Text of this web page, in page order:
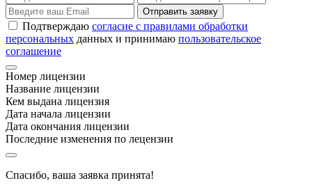
Отправить заявку
Подтверждаю согласие с правилами обработки
персональных данных и принимаю пользовательское
соглашение
Номер лицензии
Название лицензии
Кем выдана лицензия
Дата начала лицензии
Дата окончания лицензии
Последние изменения по лецензии
Спасибо, ваша заявка принята!